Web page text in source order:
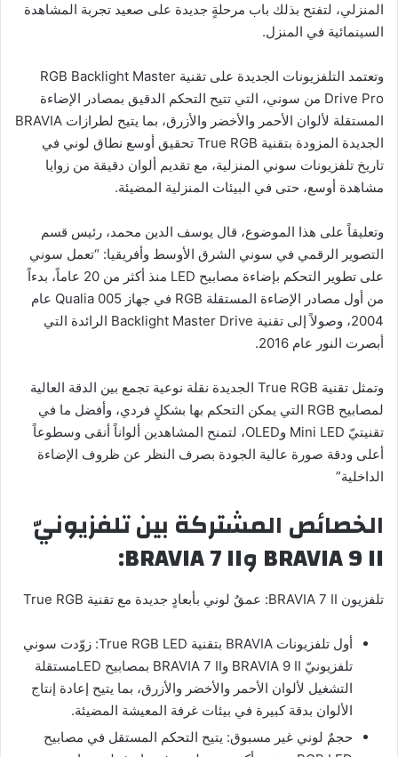
المنزلي، لتفتح بذلك باب مرحلةٍ جديدة على صعيد تجربة المشاهدة
السينمائية في المنزل.
وتعتمد التلفزيونات الجديدة على تقنية RGB Backlight Master
Drive Pro من سوني، التي تتيح التحكم الدقيق بمصادر الإضاءة
المستقلة لألوان الأحمر والأخضر والأزرق، بما يتيح لطرازات BRAVIA
الجديدة المزودة بتقنية True RGB تحقيق أوسع نطاق لوني في
تاريخ تلفزيونات سوني المنزلية، مع تقديم ألوان دقيقة من زوايا
مشاهدة أوسع، حتى في البيئات المنزلية المضيئة.
وتعليقاً على هذا الموضوع، قال يوسف الدين محمد، رئيس قسم
التصوير الرقمي في سوني الشرق الأوسط وأفريقيا: “تعمل سوني
على تطوير التحكم بإضاءة مصابيح LED منذ أكثر من 20 عاماً، بدءاً
من أول مصادر الإضاءة المستقلة RGB في جهاز Qualia 005 عام
2004، وصولاً إلى تقنية Backlight Master Drive الرائدة التي
أبصرت النور عام 2016.
وتمثل تقنية True RGB الجديدة نقلة نوعية تجمع بين الدقة العالية
لمصابيح RGB التي يمكن التحكم بها بشكلٍ فردي، وأفضل ما في
تقنيتيّ Mini LED وOLED، لتمنح المشاهدين ألواناً أنقى وسطوعاً
أعلى ودقة صورة عالية الجودة بصرف النظر عن ظروف الإضاءة
الداخلية”
الخصائص المشتركة بين تلفزيونيّ
BRAVIA 9 II وBRAVIA 7 II:
تلفزيون BRAVIA 7 II: عمقٌ لوني بأبعادٍ جديدة مع تقنية True RGB
أول تلفزيونات BRAVIA بتقنية True RGB LED: زوّدت سوني
تلفزيونيّ BRAVIA 9 II وBRAVIA 7 II بمصابيح LEDمستقلة
التشغيل لألوان الأحمر والأخضر والأزرق، بما يتيح إعادة إنتاج
الألوان بدقة كبيرة في بيئات غرفة المعيشة المضيئة.
حجمٌ لوني غير مسبوق: يتيح التحكم المستقل في مصابيح